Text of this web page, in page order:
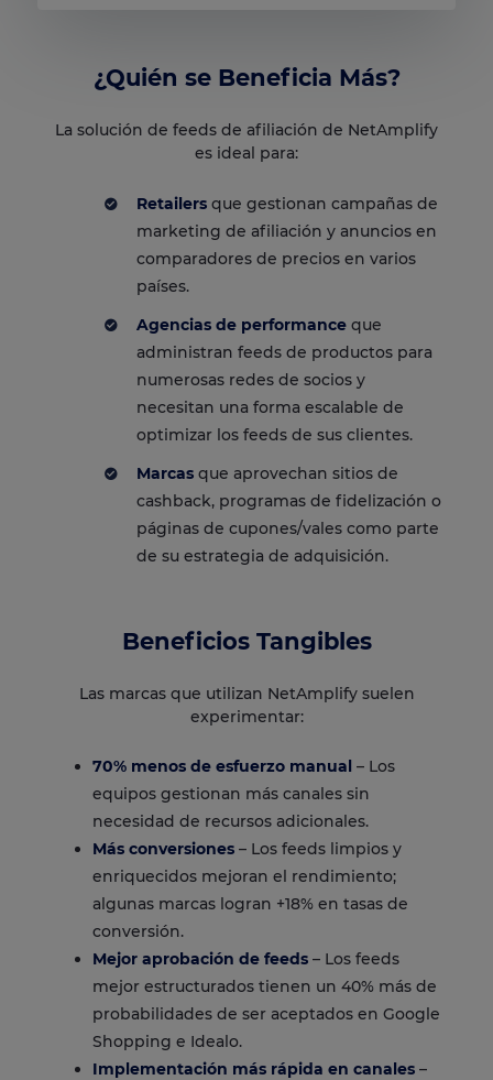
¿Quién se Beneficia Más?
La solución de feeds de afiliación de NetAmplify
es ideal para:
Retailers que gestionan campañas de
marketing de afiliación y anuncios en
comparadores de precios en varios
países.
Agencias de performance que
administran feeds de productos para
numerosas redes de socios y
necesitan una forma escalable de
optimizar los feeds de sus clientes.
Marcas que aprovechan sitios de
cashback, programas de fidelización o
páginas de cupones/vales como parte
de su estrategia de adquisición.
Beneficios Tangibles
Las marcas que utilizan NetAmplify suelen
experimentar:
70% menos de esfuerzo manual – Los
equipos gestionan más canales sin
necesidad de recursos adicionales.
Más conversiones – Los feeds limpios y
enriquecidos mejoran el rendimiento;
algunas marcas logran +18% en tasas de
conversión.
Mejor aprobación de feeds – Los feeds
mejor estructurados tienen un 40% más de
probabilidades de ser aceptados en Google
Shopping e Idealo.
Implementación más rápida en canales –